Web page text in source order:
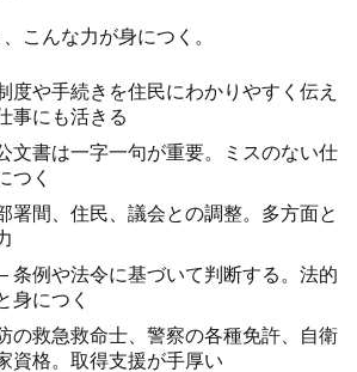
こんな力が身につく。
度や手続きを住民にわかりやすく伝え
事にも活きる
文書は一字一句が重要。ミスのない仕
つく
署間、住民、議会との調整。多方面と
条例や法令に基づいて判断する。法的
身につく
の救急救命士、警察の各種免許、自衛
資格。取得支援が手厚い